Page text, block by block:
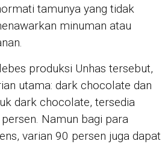
tamunya yang tidak
minuman atau
produksi Unhas tersebut,
utama: dark chocolate dan
dark chocolate, tersedia
Namun bagi para
varian 90 persen juga dapat